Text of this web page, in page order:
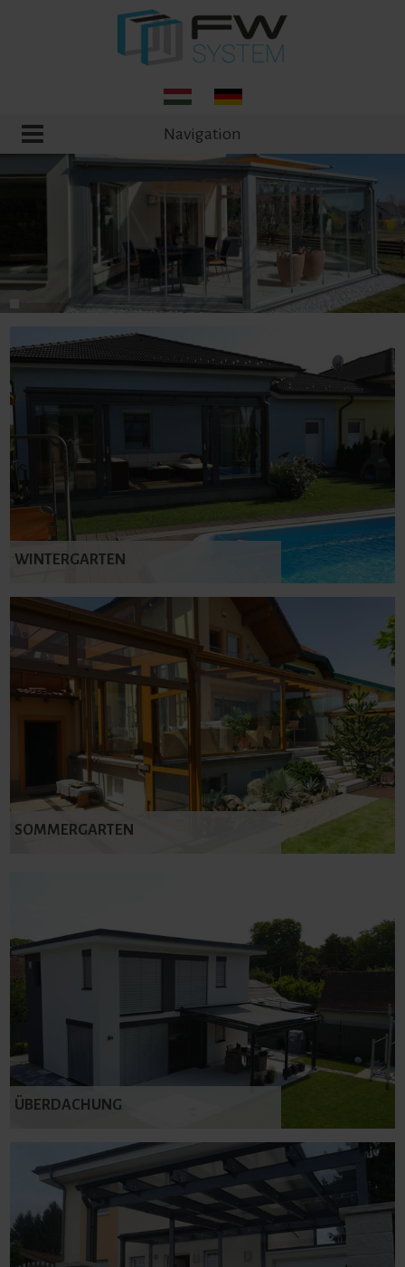
Navigation
WINTERGARTEN
SOMMERGARTEN
ÜBERDACHUNG